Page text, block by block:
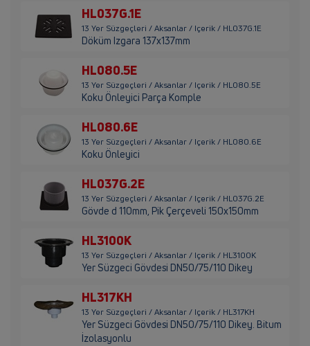
HL037G.1E
13 Yer Süzgeçleri / Aksanlar / Içerik / HL037G.1E
Döküm Izgara 137x137mm
HL080.5E
13 Yer Süzgeçleri / Aksanlar / Içerik / HL080.5E
Koku Önleyici Parça Komple
HL080.6E
13 Yer Süzgeçleri / Aksanlar / Içerik / HL080.6E
Koku Önleyici
HL037G.2E
13 Yer Süzgeçleri / Aksanlar / Içerik / HL037G.2E
Gövde d 110mm, Pik Çerçeveli 150x150mm
HL3100K
13 Yer Süzgeçleri / Aksanlar / Içerik / HL3100K
Yer Süzgeci Gövdesi DN50/75/110 Dikey
HL317KH
13 Yer Süzgeçleri / Aksanlar / Içerik / HL317KH
Yer Süzgeci Gövdesi DN50/75/110 Dikey. Bitum
İzolasyonlu